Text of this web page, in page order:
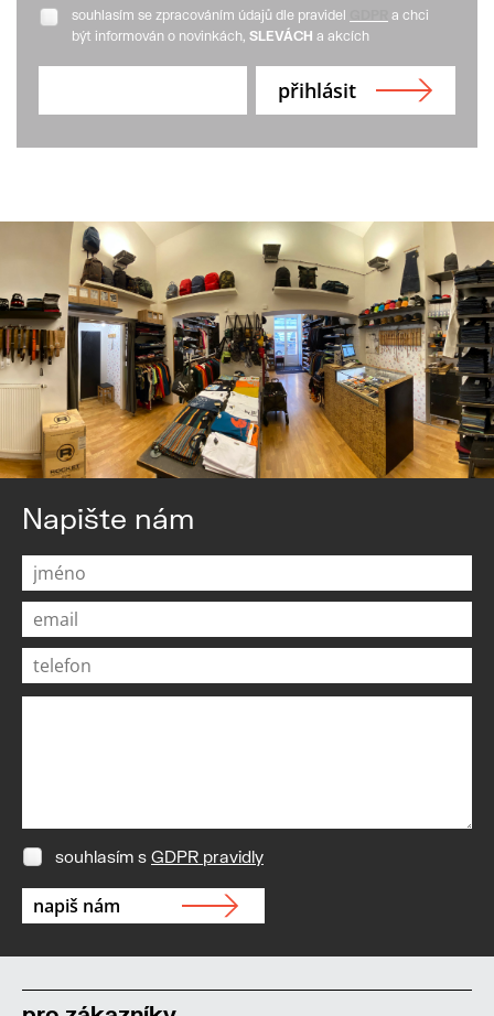
souhlasím se zpracováním údajů dle pravidel
a chci
být informován o novinkách, SLEVÁCH a akcích
Napište nám
souhlasím s GDPR pravidly